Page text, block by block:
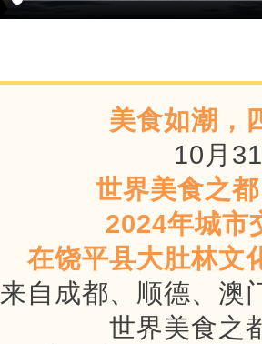
美食如潮，
10月
世界美食之
2024年城市
在饶平县大肚林文
来自成都、顺德、澳
世界美食之